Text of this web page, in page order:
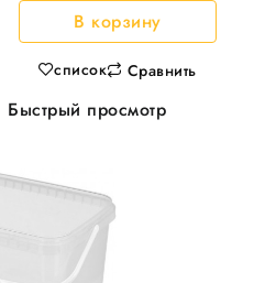
В корзину
список Сравнить
Быстрый просмотр